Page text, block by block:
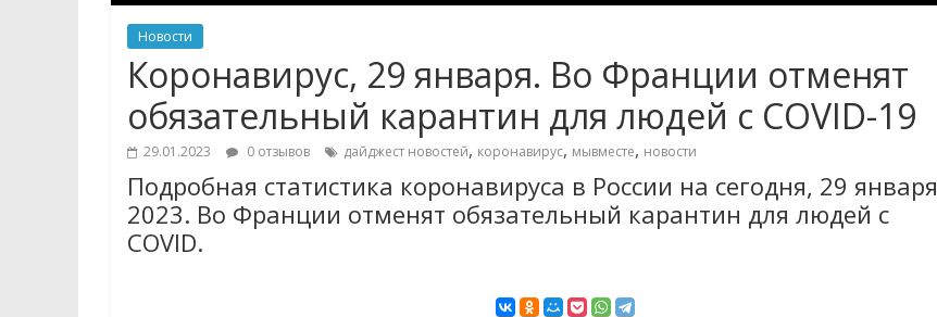
Новости
Коронавирус, 29 января. Во Франции отменят
обязательный карантин для людей с COVID-19
29.01.2023 0 отзывов дайджест новостей, коронавирус, мывместе, новости
Подробная статистика коронавируса в России на сегодня, 29 января
2023. Во Франции отменят обязательный карантин для людей с
COVID.